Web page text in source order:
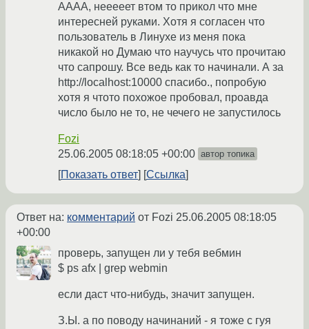
АААА, нееееет втом то прикол что мне
интересней руками. Хотя я согласен что
пользователь в Линухе из меня пока
никакой но Думаю что научусь что прочитаю
что сапрошу. Все ведь как то начинали. А за
http://localhost:10000 спасибо., попробую
хотя я чтото похожое пробовал, проавда
число было не то, не чечего не запустилось
Fozi
25.06.2005 08:18:05 +00:00 автор топика
Показать ответ Ссылка
Ответ на: комментарий от Fozi 25.06.2005 08:18:05
+00:00
проверь, запущен ли у тебя вебмин
$ ps afx | grep webmin
если даст что-нибудь, значит запущен.
З.Ы. а по поводу начинаний - я тоже с гуя